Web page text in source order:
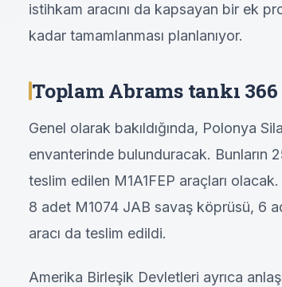
istihkam aracını da kapsayan bir ek
kadar tamamlanması planlanıyor.
Toplam Abrams tankı
Genel olarak bakıldığında, Polonya
envanterinde bulunduracak. Bunların
teslim edilen M1A1FEP araçları
8 adet M1074 JAB savaş köprüsü, 6
aracı da teslim edildi.
Amerika Birleşik Devletleri ayrıca